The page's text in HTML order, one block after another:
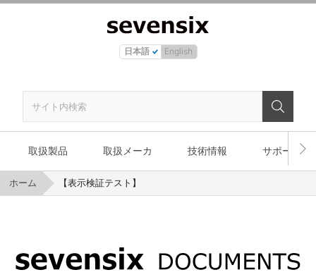
日本語 English
取扱製品 取扱メーカ 技術情報 サポート
ホーム 【表示検証テスト】